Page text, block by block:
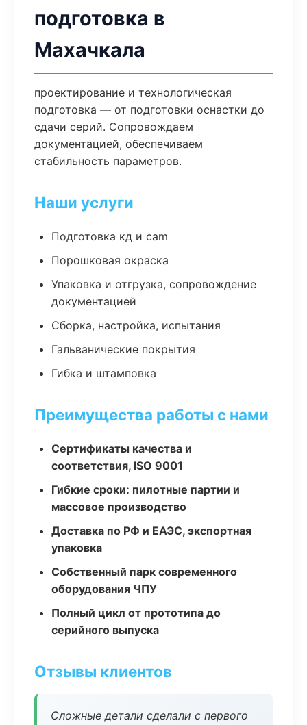
подготовка в
Махачкала
проектирование и технологическая
подготовка — от подготовки оснастки до
сдачи серий. Сопровождаем
документацией, обеспечиваем
стабильность параметров.
Наши услуги
Подготовка кд и cam
Порошковая окраска
Упаковка и отгрузка, сопровождение
документацией
Сборка, настройка, испытания
Гальванические покрытия
Гибка и штамповка
Преимущества работы с нами
Сертификаты качества и
соответствия, ISO 9001
Гибкие сроки: пилотные партии и
массовое производство
Доставка по РФ и ЕАЭС, экспортная
упаковка
Собственный парк современного
оборудования ЧПУ
Полный цикл от прототипа до
серийного выпуска
Отзывы клиентов
Сложные детали сделали с первого